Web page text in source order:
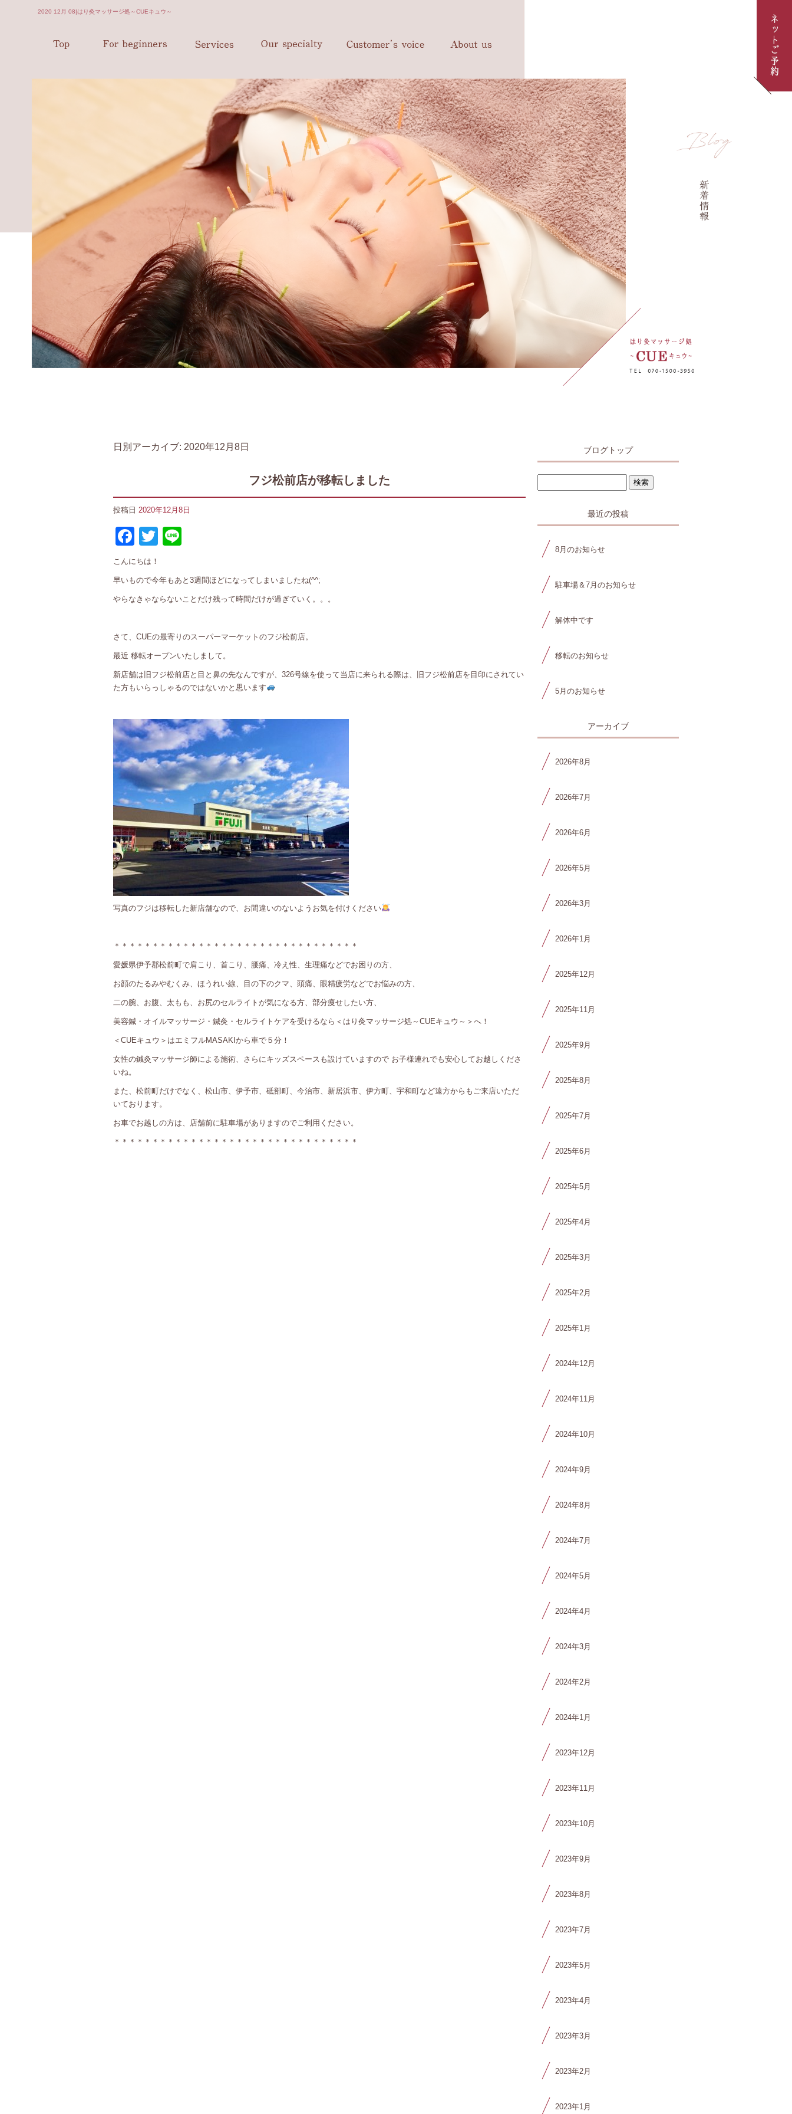
2020 12月 08|はり灸マッサージ処～CUEキュウ～
日別アーカイブ: 2020年12月8日
フジ松前店が移転しました
投稿日 2020年12月8日
Facebook
Twitter
こんにちは！
早いもので今年もあと3週間ほどになってしまいましたね(^^;
やらなきゃならないことだけ残って時間だけが過ぎていく。。。
さて、CUEの最寄りのスーパーマーケットのフジ松前店。
最近 移転オープンいたしまして。
新店舗は旧フジ松前店と目と鼻の先なんですが、326号線を使って当店に来られる際は、旧フジ松前店を目印にされてい
た方もいらっしゃるのではないかと思います
写真のフジは移転した新店舗なので、お間違いのないようお気を付けください
＊＊＊＊＊＊＊＊＊＊＊＊＊＊＊＊＊＊＊＊＊＊＊＊＊＊＊＊＊＊＊＊
愛媛県伊予郡松前町で肩こり、首こり、腰痛、冷え性、生理痛などでお困りの方、
お顔のたるみやむくみ、ほうれい線、目の下のクマ、頭痛、眼精疲労などでお悩みの方、
二の腕、お腹、太もも、お尻のセルライトが気になる方、部分痩せしたい方、
美容鍼・オイルマッサージ・鍼灸・セルライトケアを受けるなら＜はり灸マッサージ処～CUEキュウ～＞へ！
＜CUEキュウ＞はエミフルMASAKIから車で５分！
女性の鍼灸マッサージ師による施術、さらにキッズスペースも設けていますので お子様連れでも安心してお越しくださ
いね。
また、松前町だけでなく、松山市、伊予市、砥部町、今治市、新居浜市、伊方町、宇和町など遠方からもご来店いただ
いております。
お車でお越しの方は、店舗前に駐車場がありますのでご利用ください。
＊＊＊＊＊＊＊＊＊＊＊＊＊＊＊＊＊＊＊＊＊＊＊＊＊＊＊＊＊＊＊＊
ブログトップ
最近の投稿
8月のお知らせ
駐車場＆7月のお知らせ
解体中です
移転のお知らせ
5月のお知らせ
アーカイブ
2026年8月
2026年7月
2026年6月
2026年5月
2026年3月
2026年1月
2025年12月
2025年11月
2025年9月
2025年8月
2025年7月
2025年6月
2025年5月
2025年4月
2025年3月
2025年2月
2025年1月
2024年12月
2024年11月
2024年10月
2024年9月
2024年8月
2024年7月
2024年5月
2024年4月
2024年3月
2024年2月
2024年1月
2023年12月
2023年11月
2023年10月
2023年9月
2023年8月
2023年7月
2023年5月
2023年4月
2023年3月
2023年2月
2023年1月